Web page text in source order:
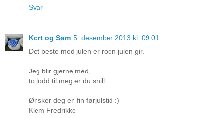
Svar
Kort og Søm 5. desember 2013 kl. 09:01
Det beste med julen er roen julen gir.
Jeg blir gjerne med,
to lodd til meg er du snill.
Ønsker deg en fin førjulstid :)
Klem Fredrikke